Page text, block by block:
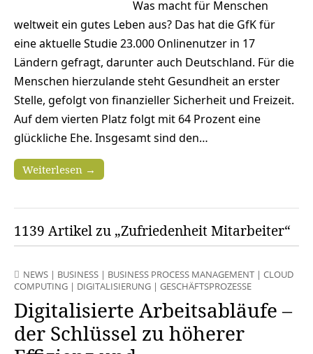
Was macht für Menschen
weltweit ein gutes Leben aus? Das hat die GfK für
eine aktuelle Studie 23.000 Onlinenutzer in 17
Ländern gefragt, darunter auch Deutschland. Für die
Menschen hierzulande steht Gesundheit an erster
Stelle, gefolgt von finanzieller Sicherheit und Freizeit.
Auf dem vierten Platz folgt mit 64 Prozent eine
glückliche Ehe. Insgesamt sind den…
Weiterlesen →
1139 Artikel zu „Zufriedenheit Mitarbeiter“
NEWS | BUSINESS | BUSINESS PROCESS MANAGEMENT | CLOUD
COMPUTING | DIGITALISIERUNG | GESCHÄFTSPROZESSE
Digitalisierte Arbeitsabläufe –
der Schlüssel zu höherer